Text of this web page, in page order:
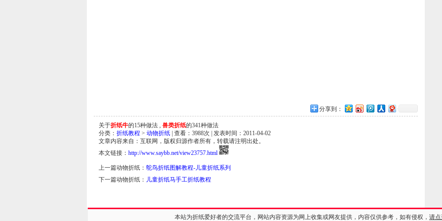
分享到：
关于折纸牛的15种做法 , 兽类折纸的341种做法
分类： 折纸教程 > 动物折纸| 查看： 3988次 | 发表时间：2011-04-02
文章内容来自：互联网，版权归源作者所有，转载请注明出处。
本文链接： http://www.saybb.net/view23757.html
上一篇动物折纸： 鸵鸟折纸图解教程-儿童折纸系列
下一篇动物折纸： 儿童折纸马手工折纸教程
本站为折纸爱好者的交流平台，网站内容资源为网上收集或网友提供，内容仅供参考，如有侵权， 请